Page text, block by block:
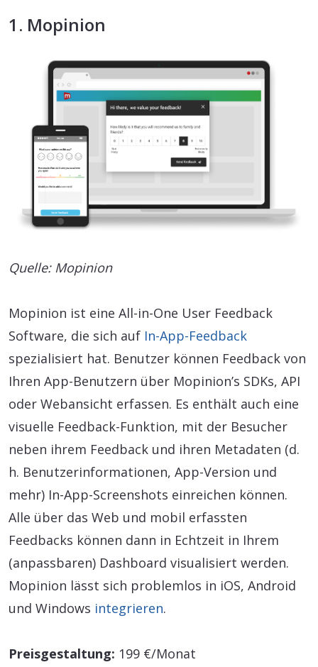
1. Mopinion
Quelle: Mopinion
Mopinion ist eine All-in-One User Feedback
Software, die sich auf In-App-Feedback
spezialisiert hat. Benutzer können Feedback von
Ihren App-Benutzern über Mopinion’s SDKs, API
oder Webansicht erfassen. Es enthält auch eine
visuelle Feedback-Funktion, mit der Besucher
neben ihrem Feedback und ihren Metadaten (d.
h. Benutzerinformationen, App-Version und
mehr) In-App-Screenshots einreichen können.
Alle über das Web und mobil erfassten
Feedbacks können dann in Echtzeit in Ihrem
(anpassbaren) Dashboard visualisiert werden.
Mopinion lässt sich problemlos in iOS, Android
und Windows integrieren.
Preisgestaltung: 199 €/Monat